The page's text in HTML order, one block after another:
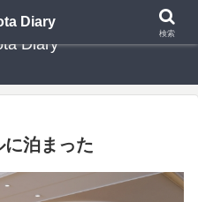
Diary
泊まった
Diary
検索